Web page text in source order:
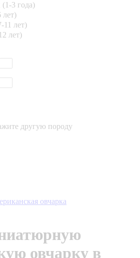
3 года)
лет)
лет)
лет)
другую породу
овчарка
овчарку в